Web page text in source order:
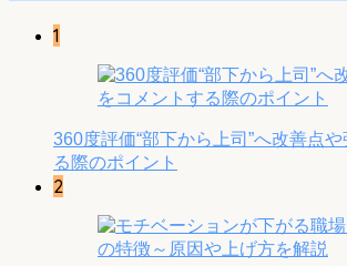
1
360度評価“部下から上司”へ改善点
る際のポイント
2